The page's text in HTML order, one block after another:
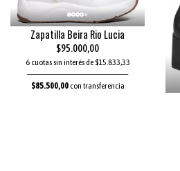
Zapatilla Beira Rio Lucia
$95.000,00
6 cuotas sin interés de $15.833,33
$85.500,00con transferencia